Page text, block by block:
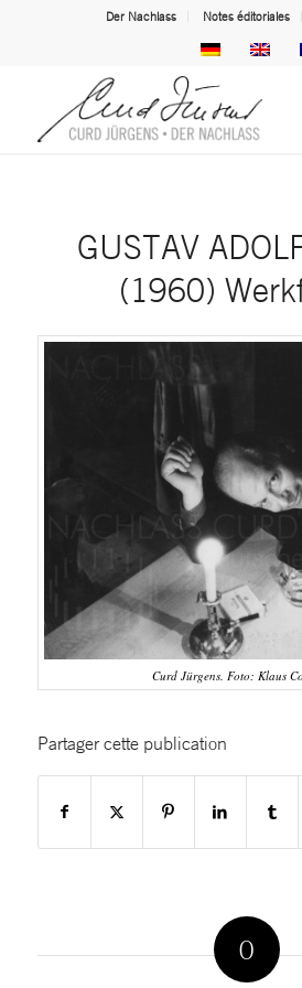
Der Nachlass Notes éditoriales
GUSTAV
(1960)
Curd Jürgens. Foto: Klaus
Partager cette publication
0